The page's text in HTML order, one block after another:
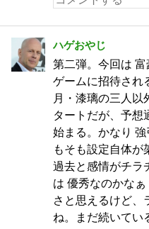
ハゲおやじ
第二弾。今回は
ゲームに招待され
月・漆璃の三人以
タートだが、予想
始まる。かなり
もそも設定自体
過去と感情がチラ
は 優秀なのかな
さと思えるけど、
ね。まだ続いてい